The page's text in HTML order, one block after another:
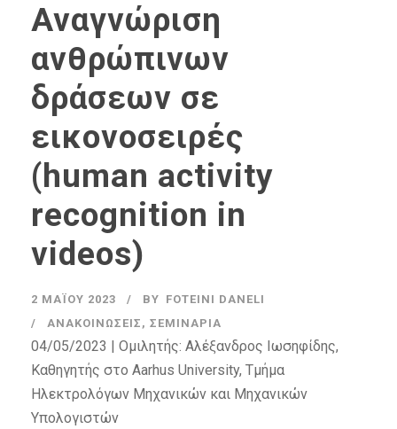
Αναγνώριση
ανθρώπινων
δράσεων σε
εικονοσειρές
(human activity
recognition in
videos)
2 ΜΑΪ́ΟΥ 2023 BY FOTEINI DANELI
ΑΝΑΚΟΙΝΏΣΕΙΣ , ΣΕΜΙΝΆΡΙΑ
04/05/2023 | Ομιλητής: Αλέξανδρος Ιωσηφίδης,
Καθηγητής στο Aarhus University, Τμήμα
Ηλεκτρολόγων Μηχανικών και Μηχανικών
Υπολογιστών